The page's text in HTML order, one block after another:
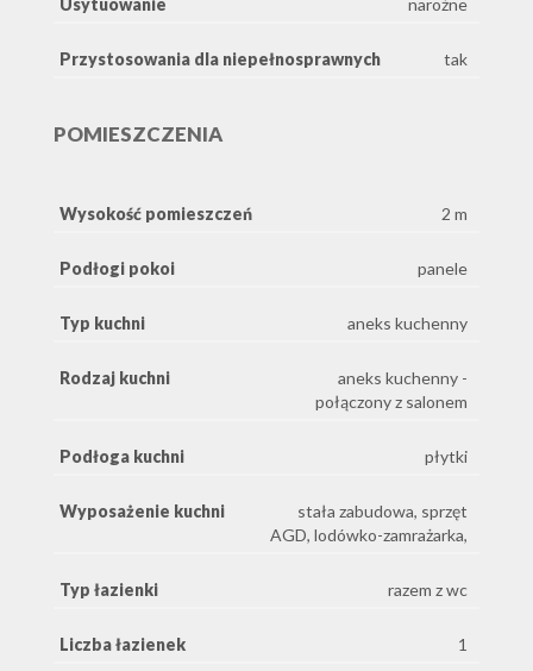
Usytuowanie narożne
Przystosowania dla niepełnosprawnych tak
POMIESZCZENIA
Wysokość pomieszczeń 2 m
Podłogi pokoi panele
Typ kuchni aneks kuchenny
Rodzaj kuchni
aneks kuchenny -
połączony z salonem
Podłoga kuchni płytki
Wyposażenie kuchni
stała zabudowa, sprzęt
AGD, lodówko-zamrażarka,
Typ łazienki razem z wc
Liczba łazienek 1